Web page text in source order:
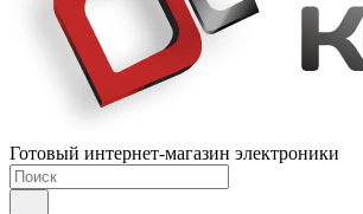
Готовый интернет-магазин электроники